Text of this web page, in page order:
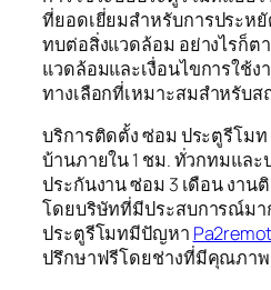
ที่ยอดเยี่ยมสำหรับการประห
ทบต่อสิ่งแวดล้อม อย่างไรก็
แวดล้อมและเงื่อนไขการใช้ง
ทางเลือกที่เหมาะสมสำหรับ
บริการติดตั้ง ซ่อม ประตูรีโมท
บ้านภายใน 1 ชม. ทั่วกทมแล
ประกันงาน ซ่อม 3 เดือน งาน
โดยบริษัทที่มีประสบการณ์มา
ประตูรีโมทมีปัญหา
ปรึกษาฟรีโดยช่างที่มีคุณภาพ